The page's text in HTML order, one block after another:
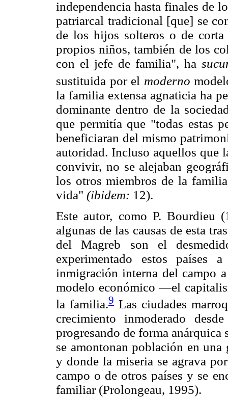
independencia hasta finales de
patriarcal tradicional [que] se
de los hijos solteros o de corta
propios niños, también de los
con el jefe de familia", ha
sustituida por el moderno
la familia extensa agnaticia ha
dominante dentro de la
que permitía que "todas estas
beneficiaran del mismo
autoridad. Incluso aquellos que
convivir, no se alejaban
los otros miembros de la
vida" (ibidem: 12).
Este autor, como P. Bourdieu
algunas de las causas de esta
del Magreb son el
experimentado estos países
inmigración interna del campo
modelo económico —el
la familia.9 Las ciudades
crecimiento inmoderado
progresando de forma
se amontonan población en
y donde la miseria se agrava
campo o de otros países y se
familiar (Prolongeau, 1995).